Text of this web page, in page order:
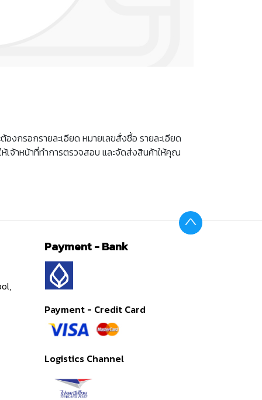
งกรอกรายละเอียด หมายเลขสั่งซื้อ รายละเอียด
เจ้าหน้าที่ทำการตรวจสอบ และจัดส่งสินค้าให้คุณ
Payment - Bank
Payment - Credit Card
Logistics Channel